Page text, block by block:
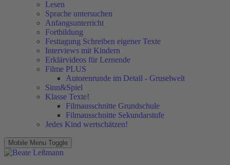
Lesen
Sprache untersuchen
Anfangsunterricht
Fortbildung
Festtagung Schreiben eigener Texte
Interviews mit Kindern
Erklärvideos für Lernende
Filme PLUS
Autorenrunde im Detail - Gruselwelt
Sinn&Spiel
Klasse Texte!
Filmausschnitte Grundschule
Filmausschnitte Sekundarstufe
Jedes Kind wertschätzen!
Mobile Menu Toggle